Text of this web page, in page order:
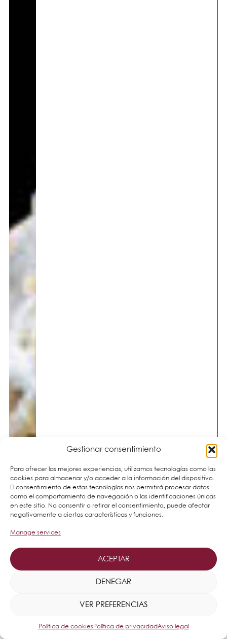
Gestionar consentimiento
Para ofrecer las mejores experiencias, utilizamos tecnologías como las
cookies para almacenar y/o acceder a la información del dispositivo.
El consentimiento de estas tecnologías nos permitirá procesar datos
como el comportamiento de navegación o las identificaciones únicas
en este sitio. No consentir o retirar el consentimiento, puede afectar
negativamente a ciertas características y funciones.
Manage services
ACEPTAR
DENEGAR
VER PREFERENCIAS
Política de cookiesPolítica de privacidadAviso legal